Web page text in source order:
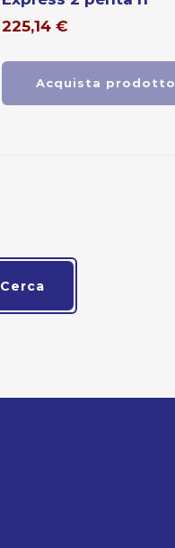
225,14 €
Acquista prodotto
Cerca